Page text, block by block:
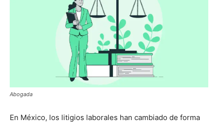
Abogada
En México, los litigios laborales han cambiado de forma